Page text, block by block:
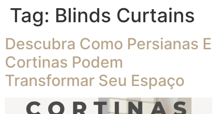
Tag: Blinds Curtains
Descubra Como Persianas E
Cortinas Podem
Transformar Seu Espaço